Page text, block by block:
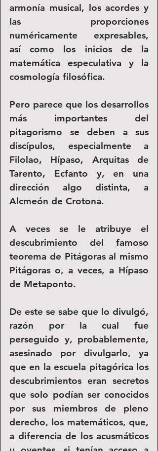
armonía musical, los acordes y
las proporciones
numéricamente expresables,
así como los inicios de la
matemática especulativa y la
cosmología filosófica.
Pero parece que los desarrollos
más importantes del
pitagorismo se deben a sus
discípulos, especialmente a
Filolao, Hípaso, Arquitas de
Tarento, Ecfanto y, en una
dirección algo distinta, a
Alcmeón de Crotona.
A veces se le atribuye el
descubrimiento del famoso
teorema de Pitágoras al mismo
Pitágoras o, a veces, a Hípaso
de Metaponto.
De este se sabe que lo divulgó,
razón por la cual fue
perseguido y, probablemente,
asesinado por divulgarlo, ya
que en la escuela pitagórica los
descubrimientos eran secretos
que solo podían ser conocidos
por sus miembros de pleno
derecho, los matemáticos, que,
a diferencia de los acusmáticos